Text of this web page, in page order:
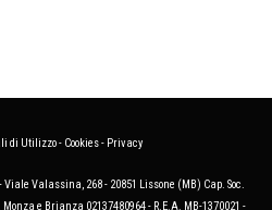
di Utilizzo- Cookies- Privacy
Valassina, 268 - 20851 Lissone (MB) Cap. Soc.
e Brianza 02137480964 - R.E.A. MB-1370021 -